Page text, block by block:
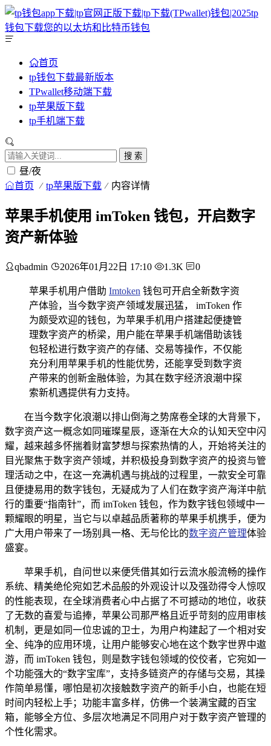
首页
tp钱包下载最新版本
TPwallet移动端下载
tp苹果版下载
tp手机端下载
搜 索
昼/夜
首页 tp苹果版下载 内容详情
苹果手机使用 imToken 钱包，开启数字
资产新体验
qbadmin 2026年01月22日 17:10 1.3K 0
苹果手机用户借助 Imtoken 钱包可开启全新数字资
产体验，当今数字资产领域发展迅猛， imToken 作
为颇受欢迎的钱包，为苹果手机用户搭建起便捷管
理数字资产的桥梁，用户能在苹果手机端借助该钱
包轻松进行数字资产的存储、交易等操作，不仅能
充分利用苹果手机的性能优势，还能享受到数字资
产带来的创新金融体验，为其在数字经济浪潮中探
索新机遇提供有力支持。
在当今数字化浪潮以排山倒海之势席卷全球的大背景下，
数字资产这一概念如同璀璨星辰，逐渐在大众的认知天空中闪
耀，越来越多怀揣着财富梦想与探索热情的人，开始将关注的
目光聚焦于数字资产领域，并积极投身到数字资产的投资与管
理活动之中，在这一充满机遇与挑战的过程里，一款安全可靠
且便捷易用的数字钱包，无疑成为了人们在数字资产海洋中航
行的重要“指南针”，而 imToken 钱包，作为数字钱包领域中一
颗耀眼的明星，当它与以卓越品质著称的苹果手机携手，便为
广大用户带来了一场别具一格、无与伦比的数字资产管理体验
盛宴。
苹果手机，自问世以来便凭借其如行云流水般流畅的操作
系统、精美绝伦宛如艺术品般的外观设计以及强劲得令人惊叹
的性能表现，在全球消费者心中占据了不可撼动的地位，收获
了无数的喜爱与追捧，苹果公司那严格且近乎苛刻的应用审核
机制，更是如同一位忠诚的卫士，为用户构建起了一个相对安
全、纯净的应用环境，让用户能够安心地在这个数字世界中遨
游，而 imToken 钱包，则是数字钱包领域的佼佼者，它宛如一
个功能强大的“数字宝库”，支持多链资产的存储与交易，其操
作简单易懂，哪怕是初次接触数字资产的新手小白，也能在短
时间内轻松上手；功能丰富多样，仿佛一个装满宝藏的百宝
箱，能够全方位、多层次地满足不同用户对于数字资产管理的
个性化需求。